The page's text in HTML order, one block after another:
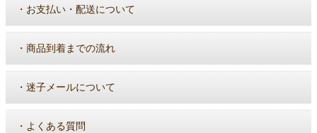
・ お支払い・配送について
・ 商品到着までの流れ
・ 迷子メールについて
・ よくある質問